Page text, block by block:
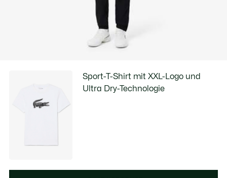
Sport-T-Shirt mit XXL-Logo und
Ultra Dry-Technologie